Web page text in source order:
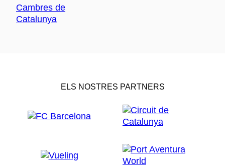
ELS NOSTRES PARTNERS